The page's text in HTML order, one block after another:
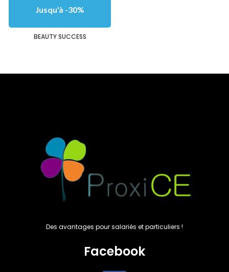
Jusqu'à -30%
BEAUTY SUCCESS
Des avantages pour salariés et particuliers !
Facebook